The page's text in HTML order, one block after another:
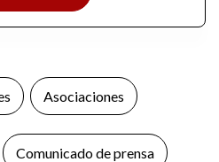
Asociaciones
Comunicado de prensa